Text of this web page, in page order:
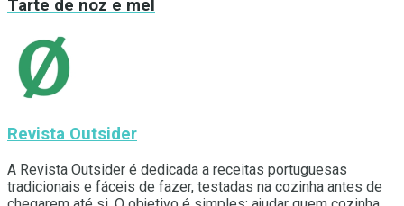
Tarte de noz e mel
Revista Outsider
A Revista Outsider é dedicada a receitas portuguesas
tradicionais e fáceis de fazer, testadas na cozinha antes de